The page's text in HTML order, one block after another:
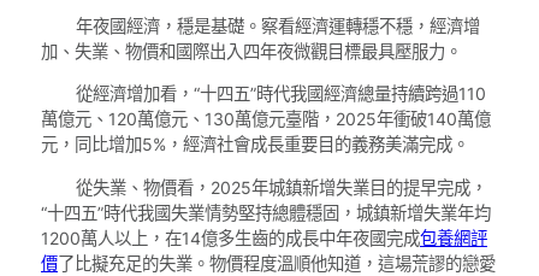
年夜國經濟，穩是基礎。察看經濟運轉穩不穩，經濟增
加、失業、物價和國際出入四年夜微觀目標最具壓服力。
從經濟增加看，“十四五”時代我國經濟總量持續跨過110
萬億元、120萬億元、130萬億元臺階，2025年衝破140萬億
元，同比增加5%，經濟社會成長重要目的義務美滿完成。
從失業、物價看，2025年城鎮新增失業目的提早完成，
“十四五”時代我國失業情勢堅持總體穩固，城鎮新增失業年均
1200萬人以上，在14億多生齒的成長中年夜國完成包養網評
價了比擬充足的失業。物價程度溫順他知道，這場荒謬的戀愛